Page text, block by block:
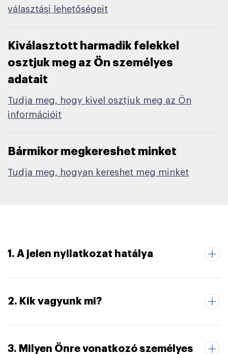
választási lehetőségeit
Kiválasztott harmadik felekkel
osztjuk meg az Ön személyes
adatait​
Tudja meg, hogy kivel osztjuk meg az Ön
információit
Bármikor megkereshet minket​
Tudja meg, hogyan kereshet meg minket
1. A jelen nyilatkozat hatálya
2. Kik vagyunk mi?
3. Milyen Önre vonatkozó személyes